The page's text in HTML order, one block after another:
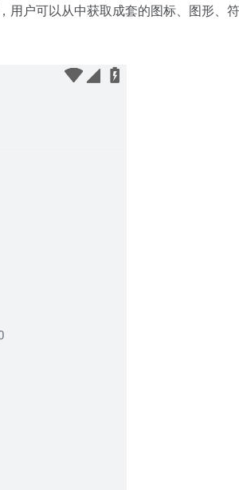
户可以从中获取成套的图标、图形